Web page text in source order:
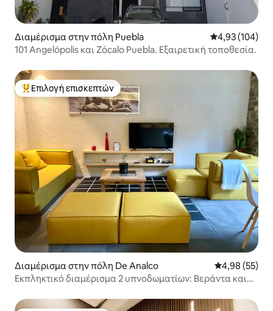
Διαμέρισμα στην πόλη Puebla Μέση
4,93 (104)
101 Angelópolis και Zócalo Puebla. Εξαιρετική τοποθεσία.
Κορυφαία επιλογή επισκεπτών
Επιλογή επισκεπτών
Διαμέρισμα στην πόλη De Analco Μέση
4,98 (55)
Εκπληκτικό διαμέρισμα 2 υπνοδωματίων: Βεράντα και